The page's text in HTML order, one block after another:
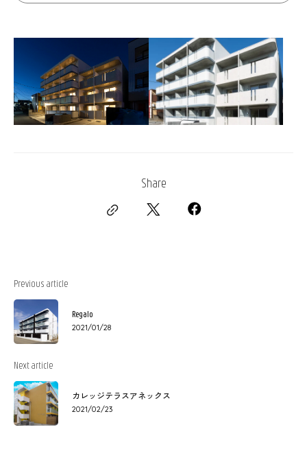
Share
Previous article
Regalo
2021/01/28
Next article
カレッジテラスアネックス
2021/02/23